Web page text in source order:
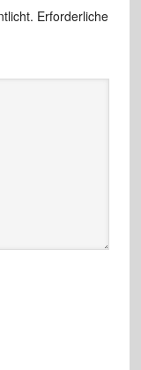
Erforderliche